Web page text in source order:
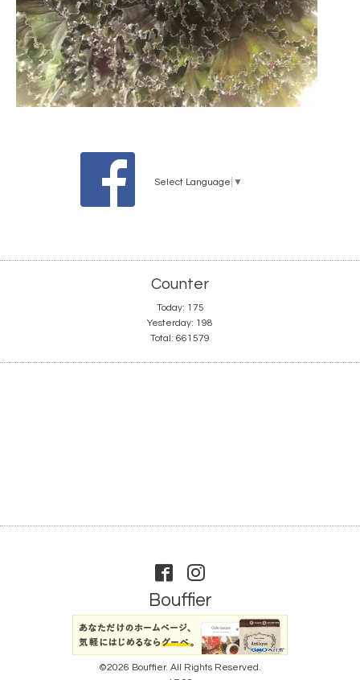
Select Language ▼
Counter
Today: 175
Yesterday: 198
Total: 661579
Bouffier
©2026 Bouffier. All Rights Reserved.